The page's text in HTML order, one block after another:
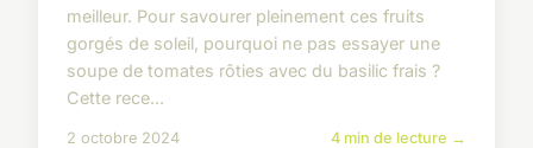
meilleur. Pour savourer pleinement ces fruits
gorgés de soleil, pourquoi ne pas essayer une
soupe de tomates rôties avec du basilic frais ?
Cette rece...
2 octobre 2024 4 min de lecture →